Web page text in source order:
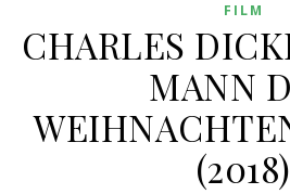
FILM
CHARLES
MANN
(2018)